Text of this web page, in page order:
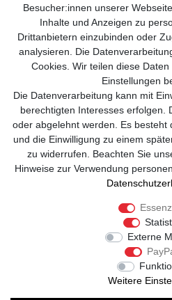
info@sole-
+49
Telefon Support Mo. -
Anrufe aus dem dt. Festnetz zum
ggf. abweichend
Besucher:innen unserer
Inhalte und Anzeigen zu
Drittanbietern einzubinden oder
analysieren. Die
Cookies. Wir teilen diese
Einstellungen
Die Datenverarbeitung kann mit
berechtigten Interesses erfolgen.
oder abgelehnt werden. Es besteht
und die Einwilligung zu einem
zu widerrufen. Beachten Sie
Hinweise zur Verwendung
Externe
Weitere